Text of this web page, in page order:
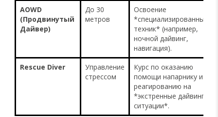
AOWD
(Продвинутый
Дайвер)
До 30
метров
Освоение
*специализированных
техник* (например,
ночной дайвинг,
навигация).
Rescue Diver
Управление
стрессом
Курс по оказанию
помощи напарнику и
реагированию на
*экстренные дайвинг-
ситуации*.